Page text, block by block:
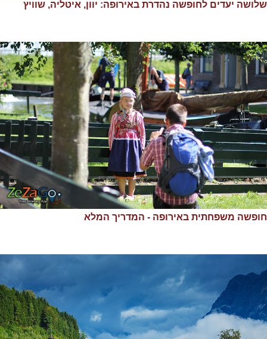
שלושה יעדים לחופשה נהדרת באירופה: יוון, איטליה, שוויץ
חופשה משפחתית באירופה - המדריך המלא